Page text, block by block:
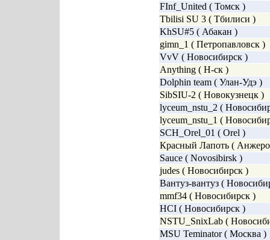
FInf_United ( Томск )
Tbilisi SU 3 ( Тбилиси )
KhSU#5 ( Абакан )
gimn_1 ( Петропавловск )
VvV ( Новосибирск )
Anything ( Н-ск )
Dolphin team ( Улан-Удэ )
SibSIU-2 ( Новокузнецк )
lyceum_nstu_2 (
lyceum_nstu_1 (
SCH_Orel_01 ( Orel )
Красный Лапоть (
Sauce ( Novosibirsk )
judes ( Новосибирск )
Вантуз-вантуз (
mmf34 ( Новосибирск )
HCI ( Новосибирск )
NSTU_SnixLab (
MSU Teminator ( Москва )